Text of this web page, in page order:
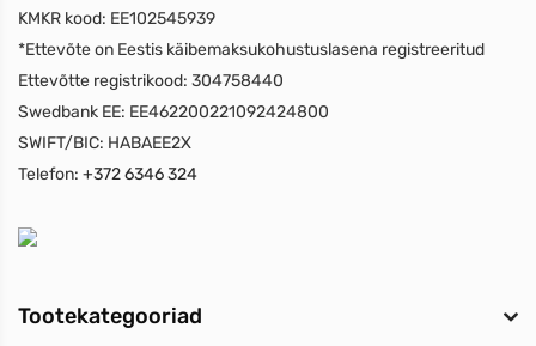
KMKR kood: EE102545939
*Ettevõte on Eestis käibemaksukohustuslasena registreeritud
Ettevõtte registrikood: 304758440
Swedbank EE: EE462200221092424800
SWIFT/BIC: HABAEE2X
Telefon: +372 6346 324
Tootekategooriad